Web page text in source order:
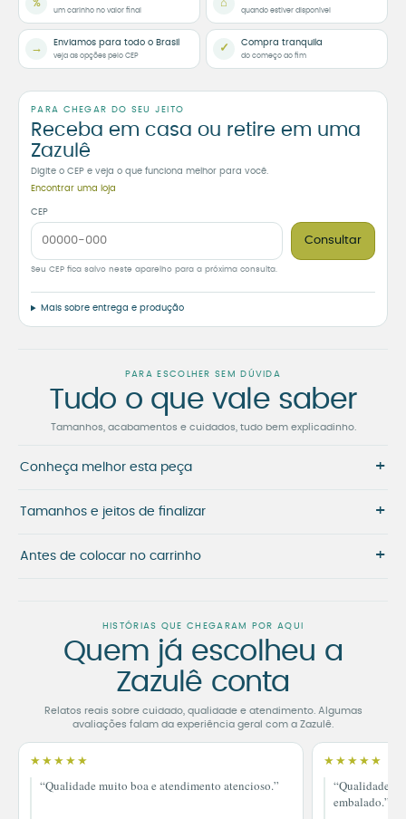
%
um carinho no valor final
⌂
quando estiver disponível
→ Enviamos para todo o Brasil
veja as opções pelo CEP
✓ Compra tranquila
do começo ao fim
PARA CHEGAR DO SEU JEITO
Receba em casa ou retire em uma
Zazulê
Digite o CEP e veja o que funciona melhor para você.
Encontrar uma loja
CEP
Consultar
Seu CEP fica salvo neste aparelho para a próxima consulta.
Mais sobre entrega e produção
PARA ESCOLHER SEM DÚVIDA
Tudo o que vale saber
Tamanhos, acabamentos e cuidados, tudo bem explicadinho.
Conheça melhor esta peça +
Tamanhos e jeitos de finalizar +
Antes de colocar no carrinho +
HISTÓRIAS QUE CHEGARAM POR AQUI
Quem já escolheu a
Zazulê conta
Relatos reais sobre cuidado, qualidade e atendimento. Algumas
avaliações falam da experiência geral com a Zazulê.
★★★★★
“Qualidade muito boa e atendimento atencioso.”
★★★★★
“Qualidade
embalado.”